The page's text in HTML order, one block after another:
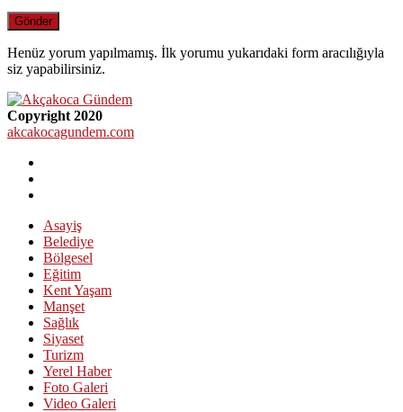
Henüz yorum yapılmamış. İlk yorumu yukarıdaki form aracılığıyla
siz yapabilirsiniz.
Copyright 2020
akcakocagundem.com
Asayiş
Belediye
Bölgesel
Eğitim
Kent Yaşam
Manşet
Sağlık
Siyaset
Turizm
Yerel Haber
Foto Galeri
Video Galeri